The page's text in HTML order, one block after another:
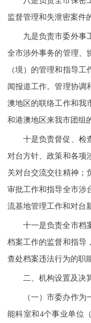
监督管理和失泄密案件
九是负责市委外事
全市涉外事务的管理、
（境）的管理和指导
闻报道工作。管理协调
澳地区的联络工作和我
和港澳地区来我市团组
十是负责督促、检
对台方针、政策和各项
关对台交流交往精神；
审批工作和指导全市涉
流基地管理工作和对台
十一是负责全市档
档案工作的监督和指导
查处档案违法行为的职
二、机构设置及决
（一）市委办作
能科室和4个事业单位